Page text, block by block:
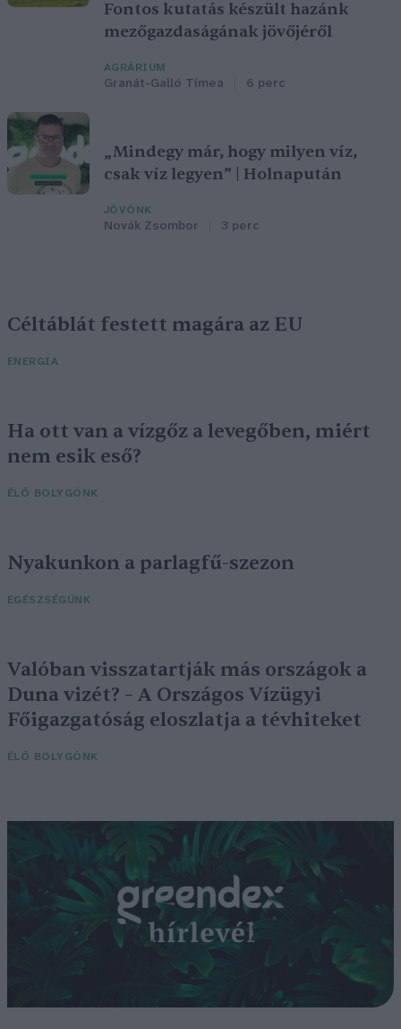
Fontos kutatás készült hazánk
mezőgazdaságának jövőjéről
AGRÁRIUM
Granát-Galló Tímea 6 perc
„Mindegy már, hogy milyen víz,
csak víz legyen” | Holnapután
JÖVŐNK
Novák Zsombor 3 perc
Céltáblát festett magára az EU
ENERGIA
Ha ott van a vízgőz a levegőben, miért
nem esik eső?
ÉLŐ BOLYGÓNK
Nyakunkon a parlagfű-szezon
EGÉSZSÉGÜNK
Valóban visszatartják más országok a
Duna vizét? – A Országos Vízügyi
Főigazgatóság eloszlatja a tévhiteket
ÉLŐ BOLYGÓNK